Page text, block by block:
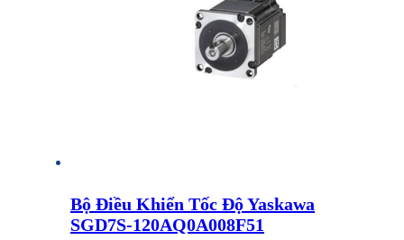
Bộ Điều Khiển Tốc Độ Yaskawa
SGD7S-120AQ0A008F51